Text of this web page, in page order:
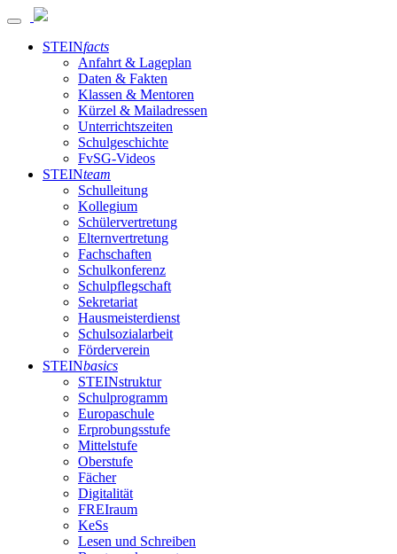
STEINfacts
Anfahrt & Lageplan
Daten & Fakten
Klassen & Mentoren
Kürzel & Mailadressen
Unterrichtszeiten
Schulgeschichte
FvSG-Videos
STEINteam
Schulleitung
Kollegium
Schülervertretung
Elternvertretung
Fachschaften
Schulkonferenz
Schulpflegschaft
Sekretariat
Hausmeisterdienst
Schulsozialarbeit
Förderverein
STEINbasics
STEINstruktur
Schulprogramm
Europaschule
Erprobungsstufe
Mittelstufe
Oberstufe
Fächer
Digitalität
FREIraum
KeSs
Lesen und Schreiben